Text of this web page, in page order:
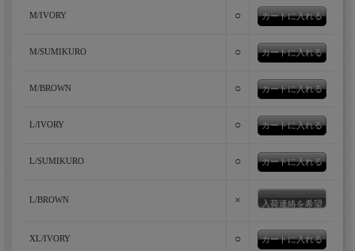
ジナルのTシャツ。コンパクト糸を用いた滑らかで上質な6.5オン
ス天竺生地のゆったりワイドなボディは、裾のドローコードでギ
M/IVORY ○
M/SUMIKURO ○
M/BROWN ○
L/IVORY ○
L/SUMIKURO ○
L/BROWN × 入荷連絡を希望
XL/IVORY ○